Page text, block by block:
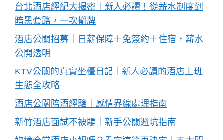
台北酒店經紀大揭密｜新人必讀！從薪水制度到
暗黑套路，一次攤牌
酒店公關招募｜日薪保障＋免簽約＋住宿，薪水
公開透明
KTV公關的真實坐檯日記｜新人必讀的酒店上班
生態全攻略
酒店公關陪酒經驗｜感情界線處理指南
新竹酒店面試不被騙｜新手公關避坑指南